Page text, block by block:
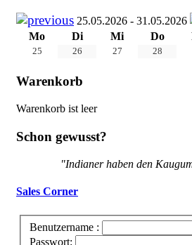
25.05.2026 - 31.05.2026
Mo
Di Mi Do
25 26 27 28
Warenkorb
Warenkorb ist leer
Schon gewusst?
"Indianer haben den
Sales Corner
Benutzername :
Passwort: